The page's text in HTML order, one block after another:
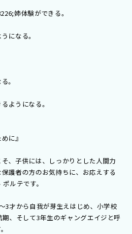
姉体験ができる。
になる。
。
ようになる。
に』
、子供には、しっかりとした人間力
護者の方のお気持ちに、お応えする
ルテです。
3才から自我が芽生えはじめ、小学校
、そして3年生のギャングエイジと呼